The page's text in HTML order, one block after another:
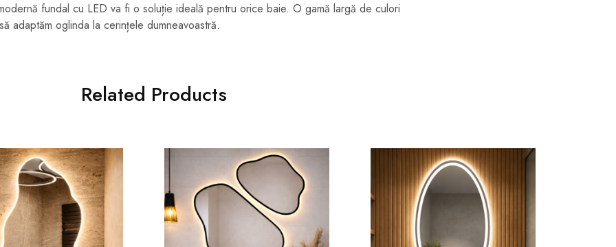
fundal cu LED va fi o soluție ideală pentru orice baie. O gamă largă de culori
adaptăm oglinda la cerințele dumneavoastră.
Related Products